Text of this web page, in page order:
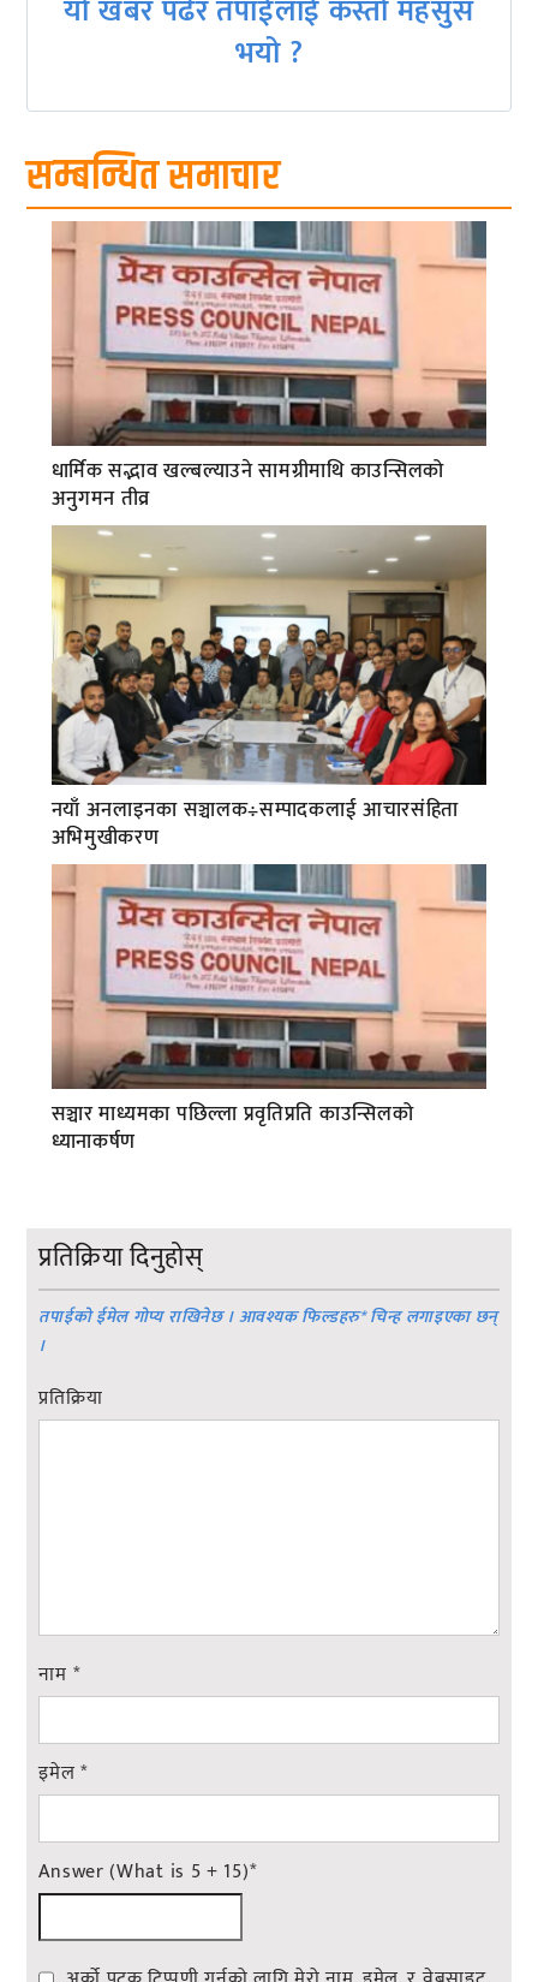
यो खबर पढेर तपाईलाई कस्तो महसुस
भयो ?
सम्बन्धित समाचार
धार्मिक सद्भाव खल्बल्याउने सामग्रीमाथि काउन्सिलको
अनुगमन तीव्र
नयाँ अनलाइनका सञ्चालक÷सम्पादकलाई आचारसंहिता
अभिमुखीकरण
सञ्चार माध्यमका पछिल्ला प्रवृतिप्रति काउन्सिलको
ध्यानाकर्षण
प्रतिक्रिया दिनुहोस्
तपाईको ईमेल गोप्य राखिनेछ । आवश्यक फिल्डहरु*चिन्ह लगाइएका छन्
।
प्रतिक्रिया
नाम *
इमेल*
Answer (What is 5 + 15)*